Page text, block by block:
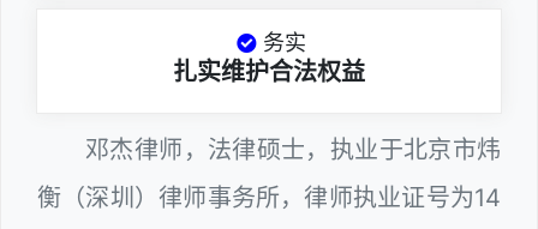
务实
扎实维护合法权益
邓杰律师，法律硕士，执业于北京市炜
衡（深圳）律师事务所，律师执业证号为14